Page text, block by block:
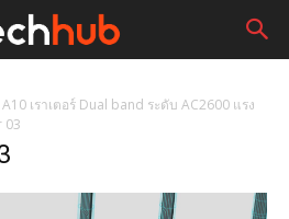
เราเตอร์ Dual band ระดับ AC2600 แรง
03